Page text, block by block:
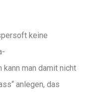
keine
kann man damit nicht
anlegen, das